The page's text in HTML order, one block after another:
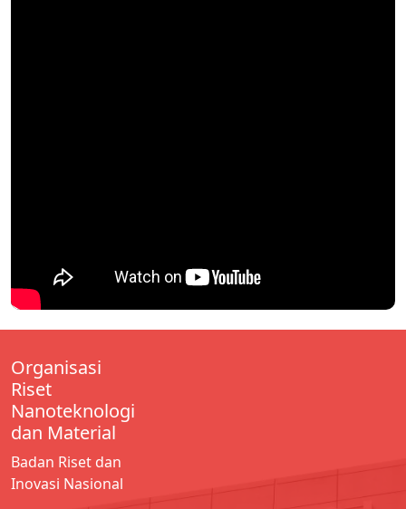
Organisasi
Riset
Nanoteknologi
dan Material
Badan Riset dan
Inovasi Nasional